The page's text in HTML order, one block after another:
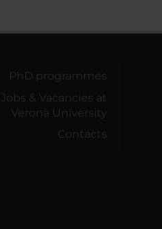
PhD programmes
Jobs & Vacancies at
Verona University
Contacts